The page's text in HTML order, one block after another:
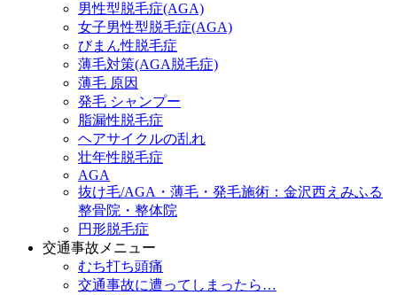
男性型脱毛症(AGA)
女子男性型脱毛症(AGA)
びまん性脱毛症
薄毛対策(AGA脱毛症)
薄毛 原因
発毛 シャンプー
脂漏性脱毛症
ヘアサイクルの乱れ
壮年性脱毛症
AGA
抜け毛/AGA・薄毛・発毛施術：金沢西えみふる
整骨院・整体院
円形脱毛症
交通事故メニュー
むち打ち頭痛
交通事故に遭ってしまったら…